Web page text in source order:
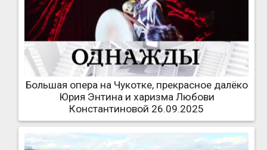
Большая опера на Чукотке, прекрасное далёко
Юрия Энтина и харизма Любови
Константиновой 26.09.2025